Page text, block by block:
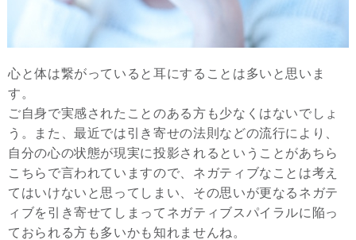
心と体は繋がっていると耳にすることは多いと思いま
す。
ご自身で実感されたことのある方も少なくはないでしょ
う。また、最近では引き寄せの法則などの流行により、
自分の心の状態が現実に投影されるということがあちら
こちらで言われていますので、ネガティブなことは考え
てはいけないと思ってしまい、その思いが更なるネガテ
ィブを引き寄せてしまってネガティブスパイラルに陥っ
ておられる方も多いかも知れませんね。